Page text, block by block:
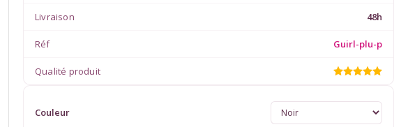
Livraison 48h
Réf Guirl-plu-p
Qualité produit
Couleur